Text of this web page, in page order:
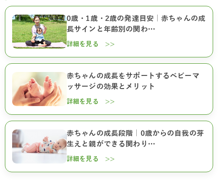
0歳・1歳・2歳の発達目安｜赤ちゃんの成
長サインと年齢別の関わ…
詳細を見る >>
赤ちゃんの成長をサポートするベビーマ
ッサージの効果とメリット
詳細を見る >>
赤ちゃんの成長段階｜0歳からの自我の芽
生えと親ができる関わり…
詳細を見る >>